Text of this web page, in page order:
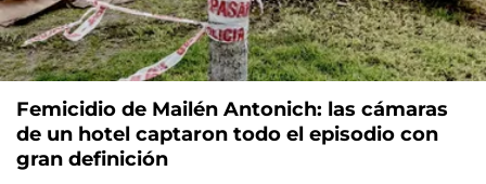
Femicidio de Mailén Antonich: las cámaras
de un hotel captaron todo el episodio con
gran definición